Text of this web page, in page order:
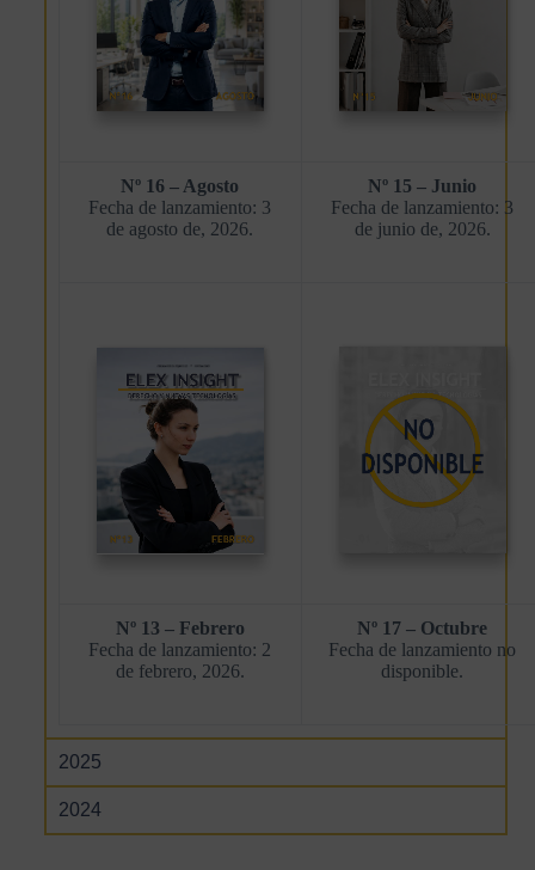
Nº 16 – Agosto
Fecha de lanzamiento: 3
de agosto de, 2026.
Nº 15 – Junio
Fecha de lanzamiento: 3
de junio de, 2026.
Nº 13 – Febrero
Fecha de lanzamiento: 2
de febrero, 2026.
Nº 17 – Octubre
Fecha de lanzamiento no
disponible.
2025
2024